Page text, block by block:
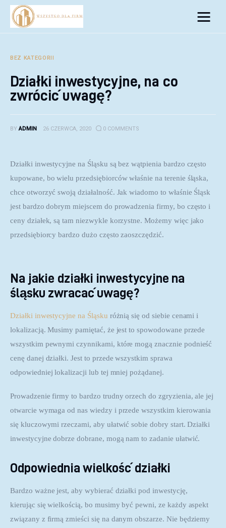
Biznes
Inwestycje
Rozwój
Porady
BEZ KATEGORII
Działki inwestycyjne, na co
zwrócić uwagę?
BY ADMIN 26 CZERWCA, 2020 0 COMMENTS
Działki inwestycyjne na Śląsku są bez wątpienia bardzo często
kupowane, bo wielu przedsiębiorców właśnie na terenie śląska,
chce otworzyć swoją działalność. Jak wiadomo to właśnie Śląsk
jest bardzo dobrym miejscem do prowadzenia firmy, bo często i
ceny działek, są tam niezwykle korzystne. Możemy więc jako
przedsiębiorcy bardzo dużo często zaoszczędzić.
Na jakie działki inwestycyjne na
śląsku zwracać uwagę?
Działki inwestycyjne na Śląsku różnią się od siebie cenami i
lokalizacją. Musimy pamiętać, że jest to spowodowane przede
wszystkim pewnymi czynnikami, które mogą znacznie podnieść
cenę danej działki. Jest to przede wszystkim sprawa
odpowiedniej lokalizacji lub tej mniej pożądanej.
Prowadzenie firmy to bardzo trudny orzech do zgryzienia, ale jej
otwarcie wymaga od nas wiedzy i przede wszystkim kierowania
się kluczowymi rzeczami, aby ułatwić sobie dobry start. Działki
inwestycyjne dobrze dobrane, mogą nam to zadanie ułatwić.
Odpowiednia wielkość działki
Bardzo ważne jest, aby wybierać działki pod inwestycję,
kierując się wielkością, bo musimy być pewni, ze każdy aspekt
związany z firmą zmieści się na danym obszarze. Nie będziemy